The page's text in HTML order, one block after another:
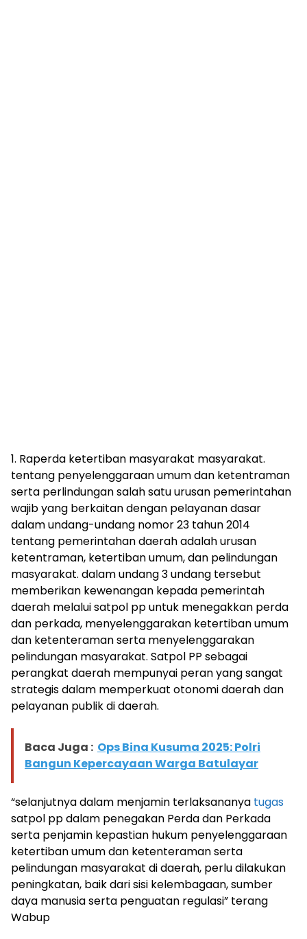
1. Raperda ketertiban masyarakat masyarakat.
tentang penyelenggaraan umum dan ketentraman
serta perlindungan salah satu urusan pemerintahan
wajib yang berkaitan dengan pelayanan dasar
dalam undang-undang nomor 23 tahun 2014
tentang pemerintahan daerah adalah urusan
ketentraman, ketertiban umum, dan pelindungan
masyarakat. dalam undang 3 undang tersebut
memberikan kewenangan kepada pemerintah
daerah melalui satpol pp untuk menegakkan perda
dan perkada, menyelenggarakan ketertiban umum
dan ketenteraman serta menyelenggarakan
pelindungan masyarakat. Satpol PP sebagai
perangkat daerah mempunyai peran yang sangat
strategis dalam memperkuat otonomi daerah dan
pelayanan publik di daerah.
Baca Juga : Ops Bina Kusuma 2025: Polri
Bangun Kepercayaan Warga Batulayar
“selanjutnya dalam menjamin terlaksananya tugas
satpol pp dalam penegakan Perda dan Perkada
serta penjamin kepastian hukum penyelenggaraan
ketertiban umum dan ketenteraman serta
pelindungan masyarakat di daerah, perlu dilakukan
peningkatan, baik dari sisi kelembagaan, sumber
daya manusia serta penguatan regulasi” terang
Wabup